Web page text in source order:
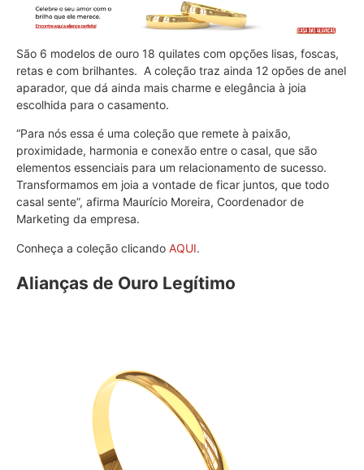
São 6 modelos de ouro 18 quilates com opções lisas, foscas,
retas e com brilhantes. A coleção traz ainda 12 opões de anel
aparador, que dá ainda mais charme e elegância à joia
escolhida para o casamento.
“Para nós essa é uma coleção que remete à paixão,
proximidade, harmonia e conexão entre o casal, que são
elementos essenciais para um relacionamento de sucesso.
Transformamos em joia a vontade de ficar juntos, que todo
casal sente”, afirma Maurício Moreira, Coordenador de
Marketing da empresa.
Conheça a coleção clicando AQUI.
Alianças de Ouro Legítimo